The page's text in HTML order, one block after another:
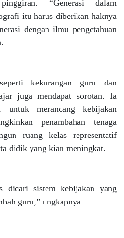
“Generasi dalam
itu harus diberikan haknya
dengan ilmu pengetahuan
kekurangan guru dan
juga mendapat sorotan. Ia
untuk merancang kebijakan
penambahan tenaga
ruang kelas representatif
didik yang kian meningkat.
dicari sistem kebijakan yang
guru,” ungkapnya.